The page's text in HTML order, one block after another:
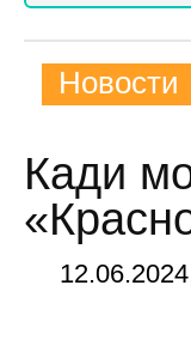
Новости
Кади